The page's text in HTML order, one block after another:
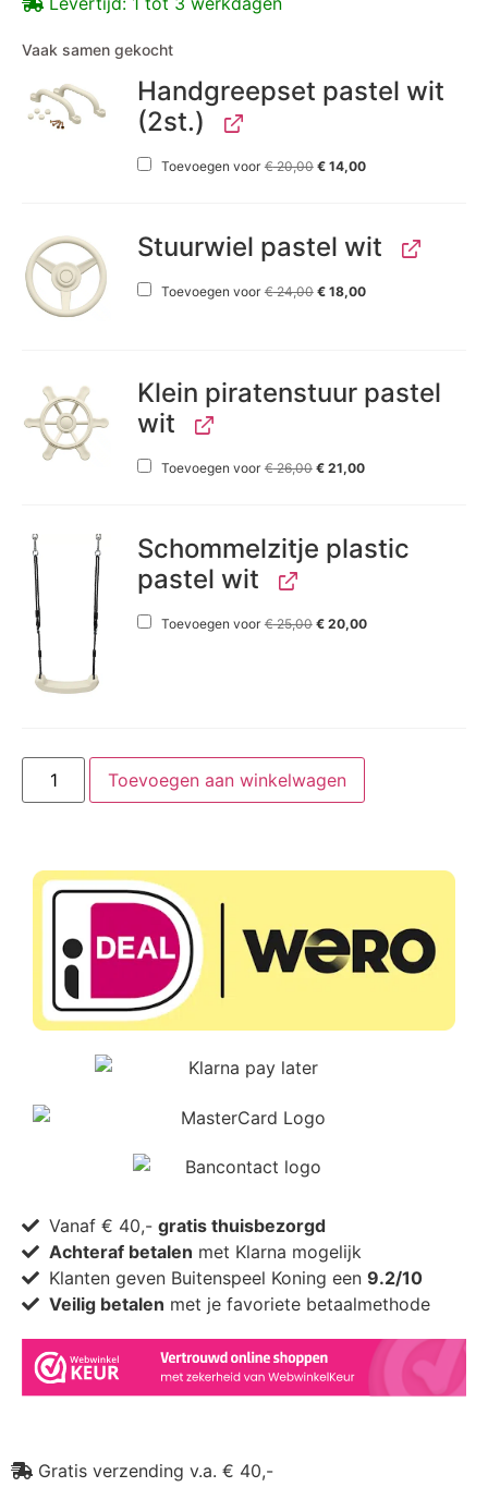
Vaak samen gekocht
Handgreepset pastel wit
(2st.)
Toevoegen voor€20,00 €14,00
Stuurwiel pastel wit
Toevoegen voor€24,00 €18,00
Klein piratenstuur pastel
wit
Toevoegen voor€26,00 €21,00
Schommelzitje plastic
pastel wit
Toevoegen voor€25,00 €20,00
Toevoegen aan winkelwagen
Vanaf € 40,- gratis thuisbezorgd
Achteraf betalen met Klarna mogelijk
Klanten geven Buitenspeel Koning een 9.2/10
Veilig betalen met je favoriete betaalmethode
Gratis verzending v.a. € 40,-